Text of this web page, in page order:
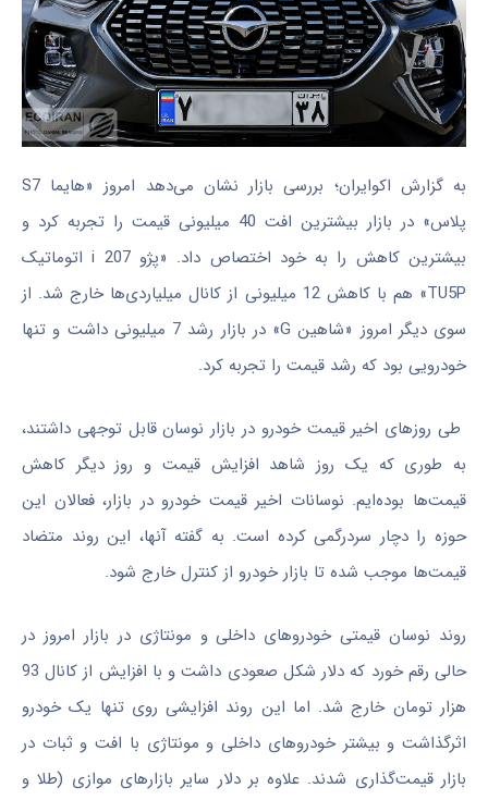
به گزارش اکوایران؛ بررسی بازار نشان می‌دهد امروز «هایما S7
پلاس» در بازار بیشترین افت 40 میلیونی قیمت را تجربه کرد و
بیشترین کاهش را به خود اختصاص داد. «پژو i 207 اتوماتیک
TU5P» هم با کاهش 12 میلیونی از کانال میلیاردی‌ها خارج شد. از
سوی دیگر امروز «شاهین G» در بازار رشد 7 میلیونی داشت و تنها
خودرویی بود که رشد قیمت را تجربه کرد.
طی روزهای اخیر قیمت خودرو در بازار نوسان قابل توجهی داشتند،
به طوری که یک روز شاهد افزایش قیمت و روز دیگر کاهش
قیمت‌ها بوده‌ایم. نوسانات اخیر قیمت خودرو در بازار، فعالان این
حوزه را دچار سردرگمی کرده است. به گفته آنها، این روند متضاد
قیمت‌ها موجب شده تا بازار خودرو از کنترل خارج شود.
روند نوسان قیمتی خودروهای داخلی و مونتاژی در بازار امروز در
حالی رقم خورد که دلار شکل صعودی داشت و با افزایش از کانال 93
هزار تومان خارج شد. اما این روند افزایشی روی تنها یک خودرو
اثرگذاشت و بیشتر خودروهای داخلی و مونتاژی با افت و ثبات در
بازار قیمت‌گذاری شدند. علاوه بر دلار سایر بازارهای موازی (طلا و